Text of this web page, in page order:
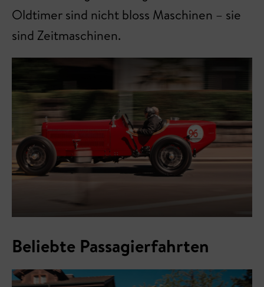
Oldtimer sind nicht bloss Maschinen – sie
sind Zeitmaschinen.
Beliebte Passagierfahrten